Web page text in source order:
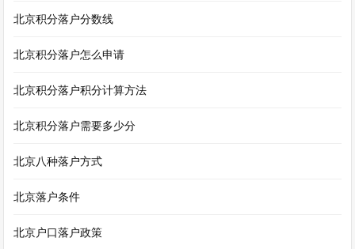
北京积分落户分数线
北京积分落户怎么申请
北京积分落户积分计算方法
北京积分落户需要多少分
北京八种落户方式
北京落户条件
北京户口落户政策